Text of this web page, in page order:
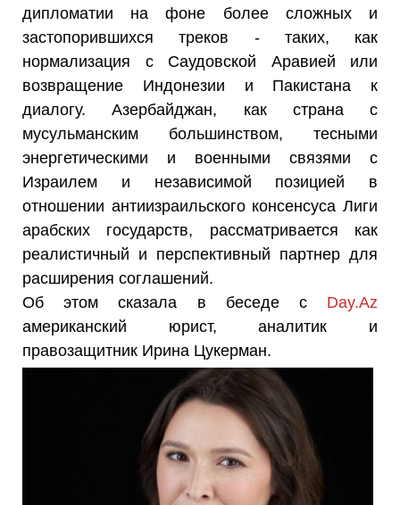
дипломатии на фоне более сложных и
застопорившихся треков - таких, как
нормализация с Саудовской Аравией или
возвращение Индонезии и Пакистана к
диалогу. Азербайджан, как страна с
мусульманским большинством, тесными
энергетическими и военными связями с
Израилем и независимой позицией в
отношении антиизраильского консенсуса Лиги
арабских государств, рассматривается как
реалистичный и перспективный партнер для
расширения соглашений.
Об этом сказала в беседе с Day.Az
американский юрист, аналитик и
правозащитник Ирина Цукерман.